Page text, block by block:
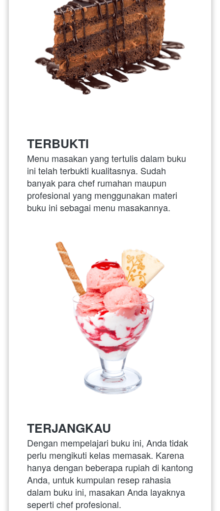
TERBUKTI
Menu masakan yang tertulis dalam buku
ini telah terbukti kualitasnya. Sudah
banyak para chef rumahan maupun
profesional yang menggunakan materi
buku ini sebagai menu masakannya.
TERJANGKAU
Dengan mempelajari buku ini, Anda tidak
perlu mengikuti kelas memasak. Karena
hanya dengan beberapa rupiah di kantong
Anda, untuk kumpulan resep rahasia
dalam buku ini, masakan Anda layaknya
seperti chef profesional.